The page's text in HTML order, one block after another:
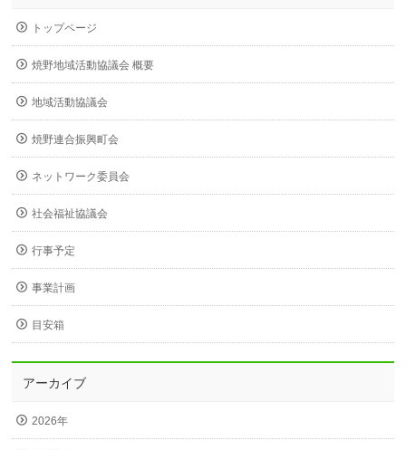
トップページ
焼野地域活動協議会 概要
地域活動協議会
焼野連合振興町会
ネットワーク委員会
社会福祉協議会
行事予定
事業計画
目安箱
アーカイブ
2026年